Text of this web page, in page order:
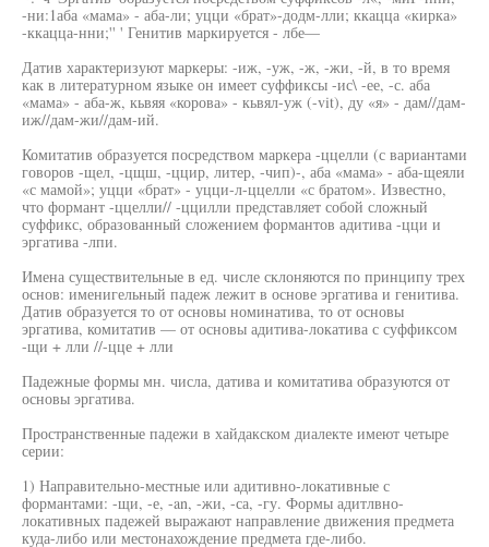
-ни:1аба «мама» - аба-ли; уцци «брат»-додм-лли; ккацца «кирка»
-ккацца-нни;'' ' Генитив маркируется - лбе—
Датив характеризуют маркеры: -иж, -уж, -ж, -жи, -й, в то время
как в литературном языке он имеет суффиксы -ис\ -ее, -с. аба
«мама» - аба-ж, кьвяя «корова» - кьвял-уж (-vit), ду «я» - дам//дам-
иж//дам-жи//дам-ий.
Комитатив образуется посредством маркера -ццелли (с вариантами
говоров -щел, -цщш, -ццир, литер, -чип)-, аба «мама» - аба-щеяли
«с мамой»; уцци «брат» - уцци-л-ццелли «с братом». Известно,
что формант -ццелли// -ццилли представляет собой сложный
суффикс, образованный сложением формантов адитива -цци и
эргатива -лпи.
Имена существительные в ед. числе склоняются по принципу трех
основ: именигельный падеж лежит в основе эргатива и генитива.
Датив образуется то от основы номинатива, то от основы
эргатива, комитатив — от основы адитива-локатива с суффиксом
-щи + лли //-цце + лли
Падежные формы мн. числа, датива и комитатива образуются от
основы эргатива.
Пространственные падежи в хайдакском диалекте имеют четыре
серии:
1) Направительно-местные или адитивно-локативные с
формантами: -щи, -е, -an, -жи, -са, -гу. Формы адитлвно-
локативных падежей выражают направление движения предмета
куда-либо или местонахождение предмета где-либо.